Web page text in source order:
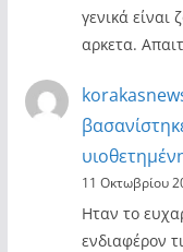
γενικά είναι
αρκετα.
11 Οκτωβρίου
Ηταν το
ενδιαφέρον